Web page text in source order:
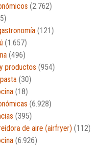
(2.762)
(121)
(1.657)
(496)
productos (954)
(30)
(18)
(6.928)
(395)
de aire (airfryer) (112)
(6.926)